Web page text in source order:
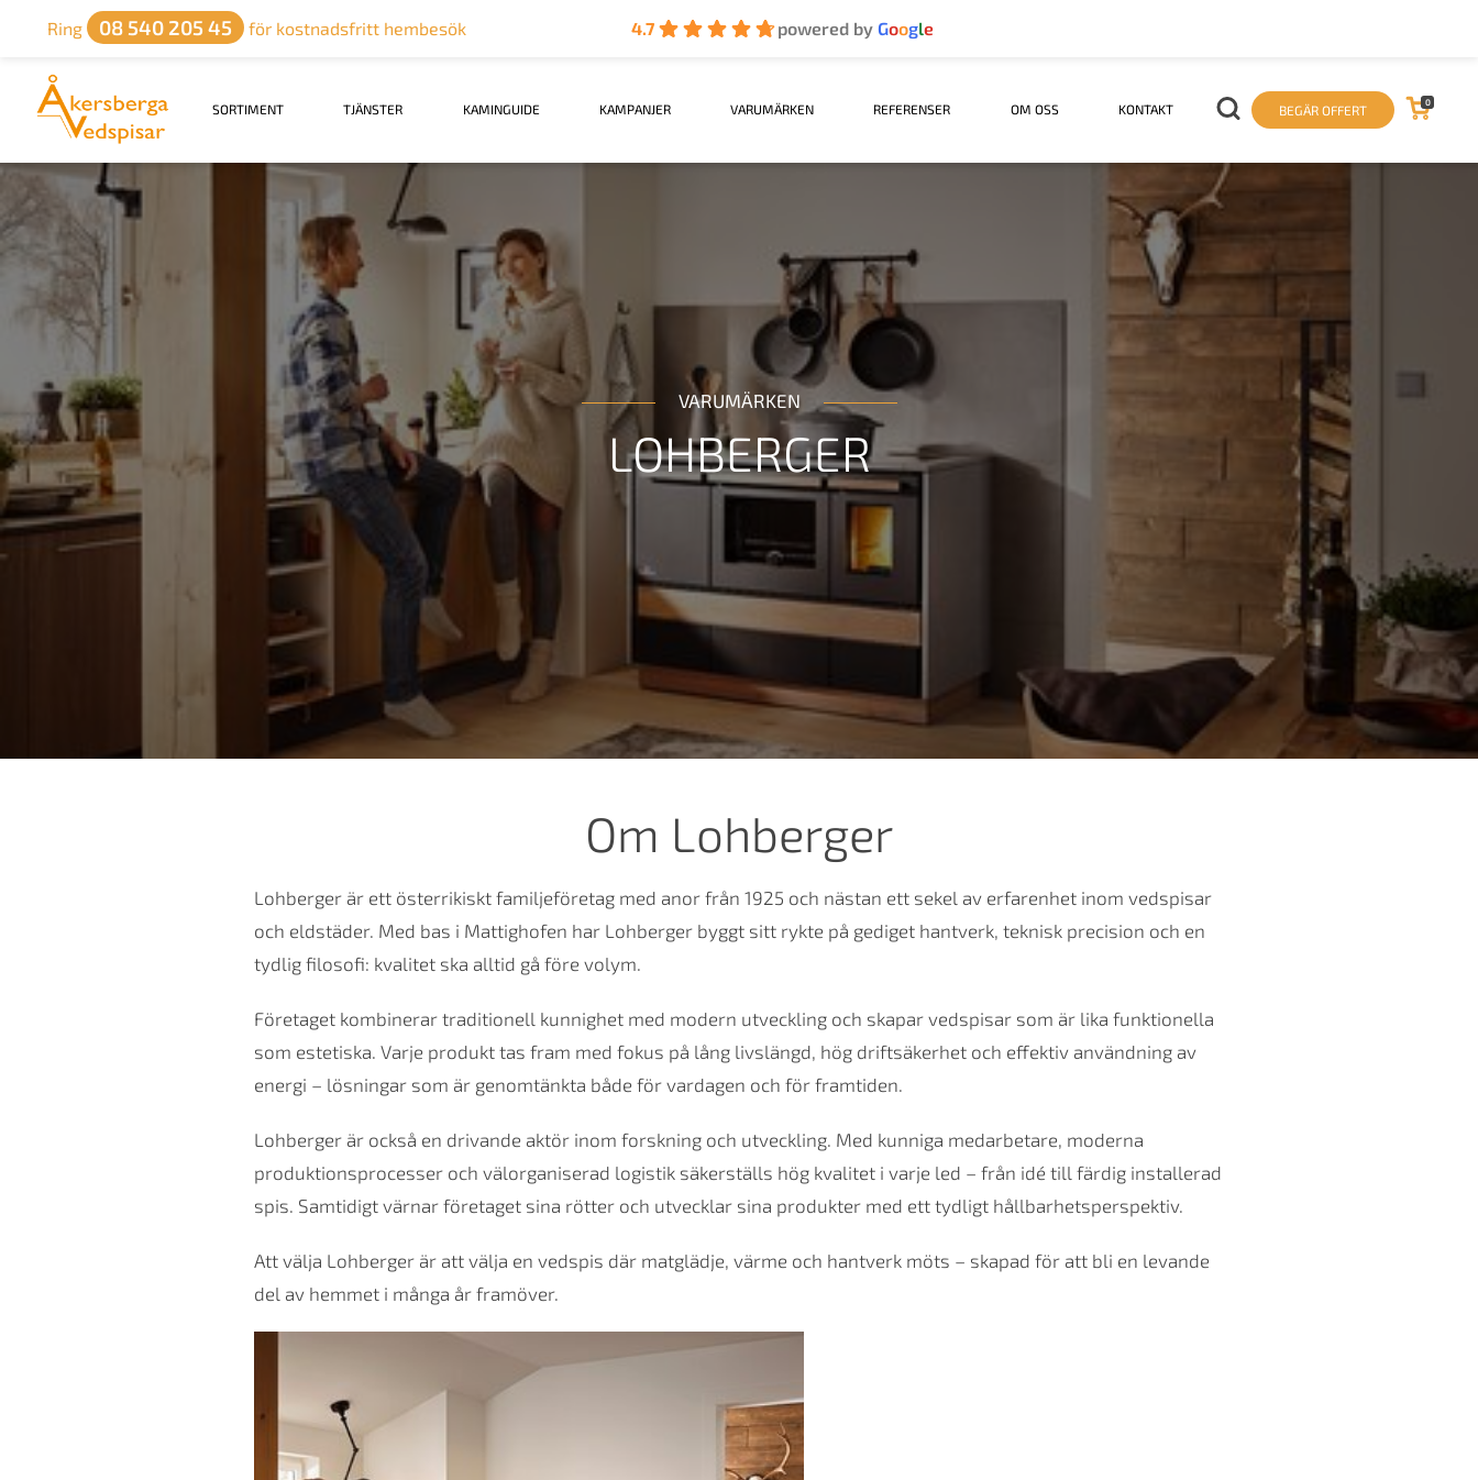
Ring 08 540 205 45 för kostnadsfritt hembesök 4.7 powered byGoogle
SORTIMENT TJÄNSTER KAMINGUIDE KAMPANJER VARUMÄRKEN REFERENSER OM OSS KONTAKT BEGÄR OFFERT 0
VARUMÄRKEN
LOHBERGER
Om Lohberger
Lohberger är ett österrikiskt familjeföretag med anor från 1925 och nästan ett sekel av erfarenhet inom vedspisar
och eldstäder. Med bas i Mattighofen har Lohberger byggt sitt rykte på gediget hantverk, teknisk precision och en
tydlig filosofi: kvalitet ska alltid gå före volym.
Företaget kombinerar traditionell kunnighet med modern utveckling och skapar vedspisar som är lika funktionella
som estetiska. Varje produkt tas fram med fokus på lång livslängd, hög driftsäkerhet och effektiv användning av
energi – lösningar som är genomtänkta både för vardagen och för framtiden.
Lohberger är också en drivande aktör inom forskning och utveckling. Med kunniga medarbetare, moderna
produktionsprocesser och välorganiserad logistik säkerställs hög kvalitet i varje led – från idé till färdig installerad
spis. Samtidigt värnar företaget sina rötter och utvecklar sina produkter med ett tydligt hållbarhetsperspektiv.
Att välja Lohberger är att välja en vedspis där matglädje, värme och hantverk möts – skapad för att bli en levande
del av hemmet i många år framöver.